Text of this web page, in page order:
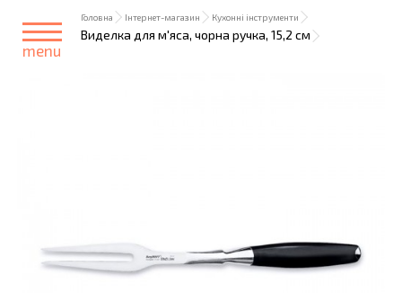
menu
Головна Інтернет-магазин Кухонні інструменти
Виделка для м'яса, чорна ручка, 15,2 см